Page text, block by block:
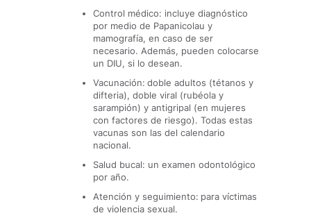
Control médico: incluye diagnóstico
por medio de Papanicolau y
mamografía, en caso de ser
necesario. Además, pueden colocarse
un DIU, si lo desean.
Vacunación: doble adultos (tétanos y
difteria), doble viral (rubéola y
sarampión) y antigripal (en mujeres
con factores de riesgo). Todas estas
vacunas son las del calendario
nacional.
Salud bucal: un examen odontológico
por año.
Atención y seguimiento: para víctimas
de violencia sexual.